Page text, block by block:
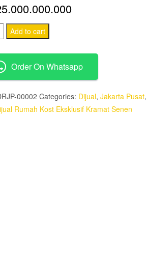
Add to cart
Order On Whatsapp
00002 Categories: Dijual, Jakarta Pusat,
Rumah Kost Eksklusif Kramat Senen